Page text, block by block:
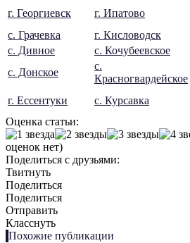
г. Георгиевск
г. Ипатово
с. Грачевка
г. Кисловодск
с. Дивное
с. Кочубеевское
с. Донское
с.
Красногвардейское
г. Ессентуки с. Курсавка
Оценка статьи:
оценок нет)
Поделиться с друзьями:
Твитнуть
Поделиться
Поделиться
Отправить
Класснуть
Похожие публикации